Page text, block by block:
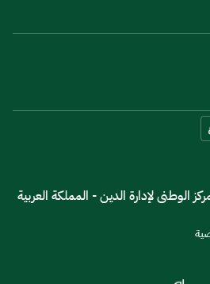
لإدارة الدين - المملكة العربية